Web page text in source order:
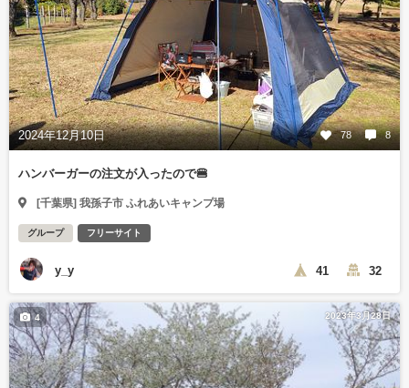
2024年12月10日 78 8
ハンバーガーの注文が入ったので🍔
[千葉県] 我孫子市 ふれあいキャンプ場
グループ フリーサイト
y_y 41 32
2023年3月28日
4